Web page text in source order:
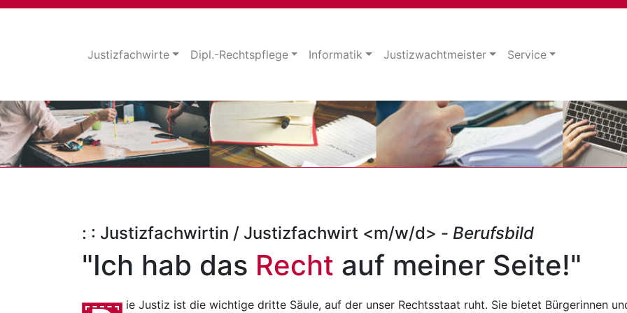
Justizfachwirte Dipl.-Rechtspflege Informatik Justizwachtmeister Service
: : Justizfachwirtin / Justizfachwirt <m/w/d> - Berufsbild
"Ich hab das Recht auf meiner Seite!"
ie Justiz ist die wichtige dritte Säule, auf der unser Rechtsstaat ruht. Sie bietet Bürgerinnen